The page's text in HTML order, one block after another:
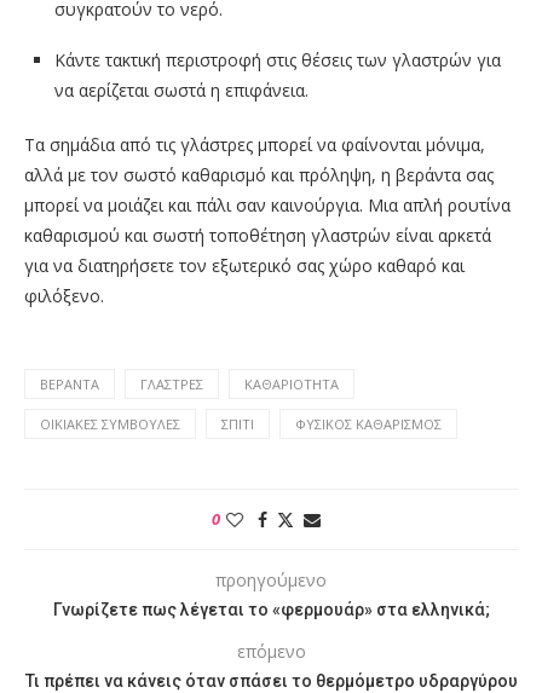
συγκρατούν το νερό.
Κάντε τακτική περιστροφή στις θέσεις των γλαστρών για
να αερίζεται σωστά η επιφάνεια.
Τα σημάδια από τις γλάστρες μπορεί να φαίνονται μόνιμα,
αλλά με τον σωστό καθαρισμό και πρόληψη, η βεράντα σας
μπορεί να μοιάζει και πάλι σαν καινούργια. Μια απλή ρουτίνα
καθαρισμού και σωστή τοποθέτηση γλαστρών είναι αρκετά
για να διατηρήσετε τον εξωτερικό σας χώρο καθαρό και
φιλόξενο.
ΒΕΡΆΝΤΑ ΓΛΆΣΤΡΕΣ ΚΑΘΑΡΙΟΤΗΤΑ
ΟΙΚΙΑΚΈΣ ΣΥΜΒΟΥΛΈΣ ΣΠΙΤΙ ΦΥΣΙΚΌΣ ΚΑΘΑΡΙΣΜΌΣ
0
προηγούμενο
Γνωρίζετε πως λέγεται το «φερμουάρ» στα ελληνικά;
επόμενο
Τι πρέπει να κάνεις όταν σπάσει το θερμόμετρο υδραργύρου